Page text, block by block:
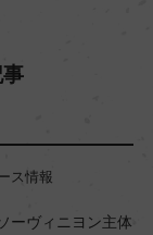
ロー 30%
ス情報
ーヴィニヨン主体